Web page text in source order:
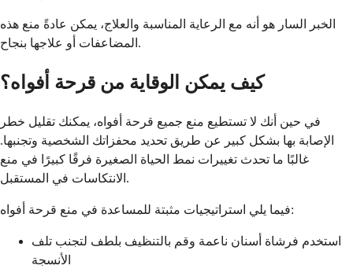
الخبر السار هو أنه مع الرعاية المناسبة والعلاج، يمكن عادةً منع هذه
المضاعفات أو علاجها بنجاح.
كيف يمكن الوقاية من قرحة أفواه؟
في حين أنك لا تستطيع منع جميع قرحة أفواه، يمكنك تقليل خطر
الإصابة بها بشكل كبير عن طريق تحديد محفزاتك الشخصية وتجنبها.
غالبًا ما تحدث تغييرات نمط الحياة الصغيرة فرقًا كبيرًا في منع
الانتكاسات في المستقبل.
فيما يلي استراتيجيات مثبتة للمساعدة في منع قرحة أفواه:
استخدم فرشاة أسنان ناعمة وقم بالتنظيف بلطف لتجنب تلف
الأنسجة